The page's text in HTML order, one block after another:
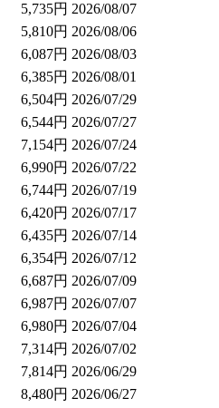
5,735円 2026/08/07
5,810円 2026/08/06
6,087円 2026/08/03
6,385円 2026/08/01
6,504円 2026/07/29
6,544円 2026/07/27
7,154円 2026/07/24
6,990円 2026/07/22
6,744円 2026/07/19
6,420円 2026/07/17
6,435円 2026/07/14
6,354円 2026/07/12
6,687円 2026/07/09
6,987円 2026/07/07
6,980円 2026/07/04
7,314円 2026/07/02
7,814円 2026/06/29
8,480円 2026/06/27